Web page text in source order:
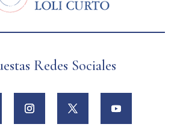
Redes Sociales